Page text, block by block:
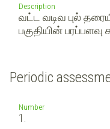
Description
வட்ட வடிவ புல்
பகுதியின் பரப்பளவு
Periodic
Number
1.